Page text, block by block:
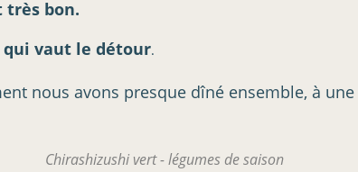
très bon.
qui vaut le détour.
nous avons presque dîné ensemble, à
Chirashizushi vert - légumes de saison